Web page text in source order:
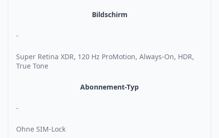
Bildschirm
-
Super Retina XDR, 120 Hz ProMotion, Always-On, HDR,
True Tone
Abonnement-Typ
-
Ohne SIM-Lock